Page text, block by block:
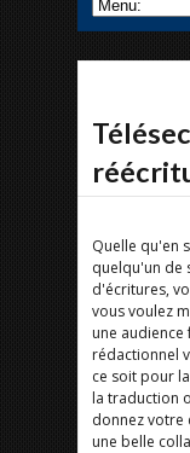
Quelle qu'en
quelqu'un de
d'écritures,
vous voulez
une audience
rédactionnel
ce soit pour
la traduction
donnez
une belle